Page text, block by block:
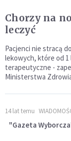
Chorzy na
leczyć
Pacjenci nie stracą
lekowych, które od
terapeutyczne -
Ministerstwa
14 lat temu
"Gazeta